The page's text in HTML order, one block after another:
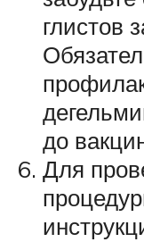
глистов
до
Для